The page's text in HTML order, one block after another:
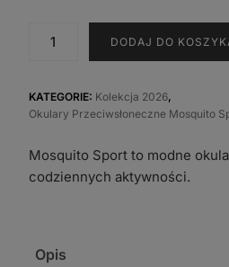
D
DODAJ DO
KATEGORIE: Kolekcja 2026,
Okulary Przeciwsłoneczne Mosquito
Mosquito Sport to modne
codziennych aktywności.
Opis